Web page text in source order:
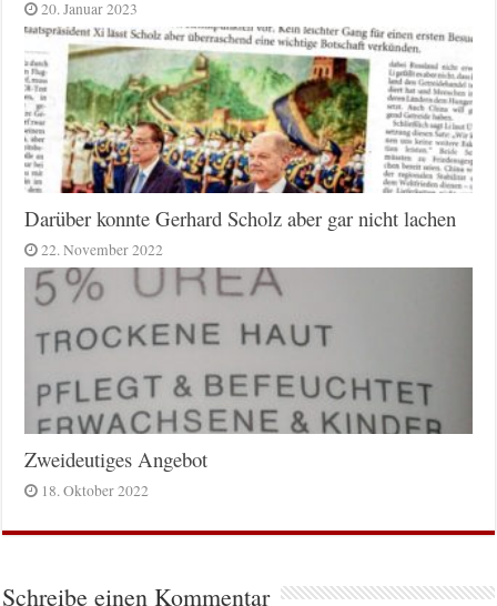
20. Januar 2023
Darüber konnte Gerhard Scholz aber gar nicht lachen
22. November 2022
Zweideutiges Angebot
18. Oktober 2022
Schreibe einen Kommentar